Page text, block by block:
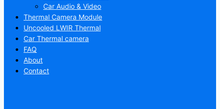
Car Audio & Video
Thermal Camera Module
Uncooled LWIR Thermal
Car Thermal camera
FAQ
About
Contact